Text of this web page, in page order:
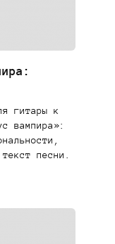
гитары к
вампира»:
песни.